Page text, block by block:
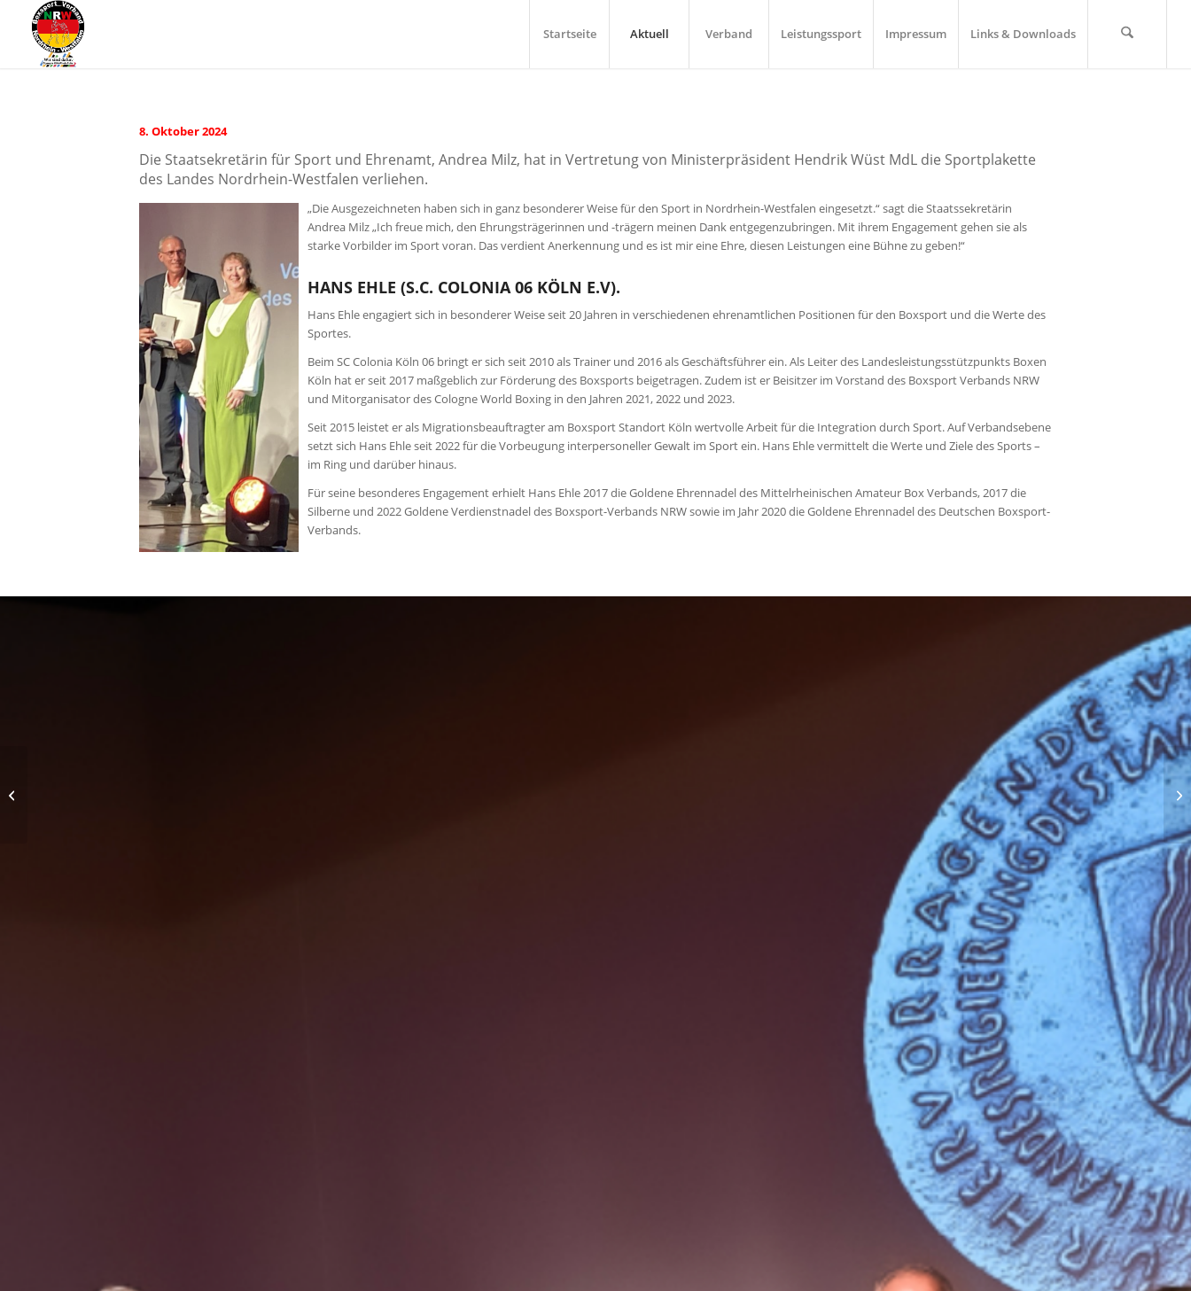
Startseite Aktuell Verband Leistungssport Impressum Links & Downloads
8. Oktober 2024
Die Staatsekretärin für Sport und Ehrenamt, Andrea Milz, hat in Vertretung von Ministerpräsident Hendrik Wüst MdL die Sportplakette
des Landes Nordrhein-Westfalen verliehen.
„Die Ausgezeichneten haben sich in ganz besonderer Weise für den Sport in Nordrhein-Westfalen eingesetzt.“ sagt die Staatssekretärin
Andrea Milz „Ich freue mich, den Ehrungsträgerinnen und -trägern meinen Dank entgegenzubringen. Mit ihrem Engagement gehen sie als
starke Vorbilder im Sport voran. Das verdient Anerkennung und es ist mir eine Ehre, diesen Leistungen eine Bühne zu geben!“
HANS EHLE (S.C. COLONIA 06 KÖLN E.V).
Hans Ehle engagiert sich in besonderer Weise seit 20 Jahren in verschiedenen ehrenamtlichen Positionen für den Boxsport und die Werte des
Sportes.
Beim SC Colonia Köln 06 bringt er sich seit 2010 als Trainer und 2016 als Geschäftsführer ein. Als Leiter des Landesleistungsstützpunkts Boxen
Köln hat er seit 2017 maßgeblich zur Förderung des Boxsports beigetragen. Zudem ist er Beisitzer im Vorstand des Boxsport Verbands NRW
und Mitorganisator des Cologne World Boxing in den Jahren 2021, 2022 und 2023.
Seit 2015 leistet er als Migrationsbeauftragter am Boxsport Standort Köln wertvolle Arbeit für die Integration durch Sport. Auf Verbandsebene
setzt sich Hans Ehle seit 2022 für die Vorbeugung interpersoneller Gewalt im Sport ein. Hans Ehle vermittelt die Werte und Ziele des Sports –
im Ring und darüber hinaus.
Für seine besonderes Engagement erhielt Hans Ehle 2017 die Goldene Ehrennadel des Mittelrheinischen Amateur Box Verbands, 2017 die
Silberne und 2022 Goldene Verdienstnadel des Boxsport-Verbands NRW sowie im Jahr 2020 die Goldene Ehrennadel des Deutschen Boxsport-
Verbands.